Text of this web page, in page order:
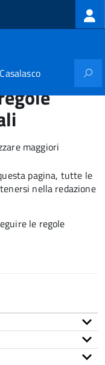
maggiori
pagina, tutte le
nella redazione
le regole